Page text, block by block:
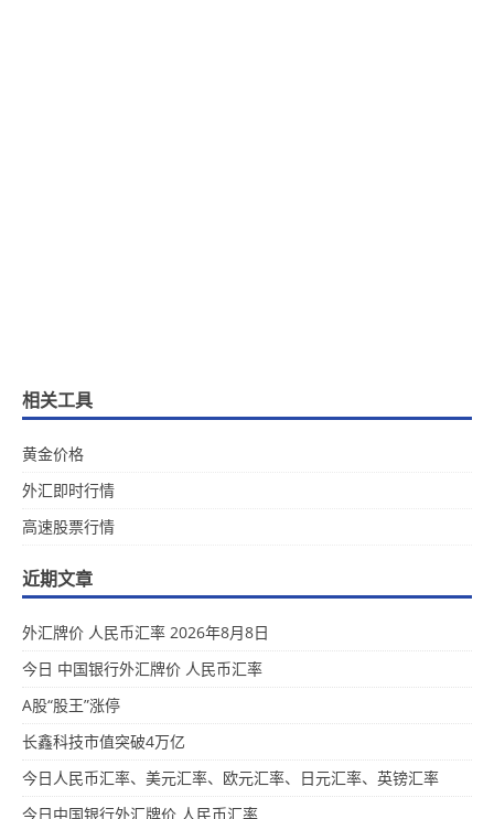
相关工具
黄金价格
外汇即时行情
高速股票行情
近期文章
外汇牌价 人民币汇率 2026年8月8日
今日 中国银行外汇牌价 人民币汇率
A股“股王”涨停
长鑫科技市值突破4万亿
今日人民币汇率、美元汇率、欧元汇率、日元汇率、英镑汇率
今日中国银行外汇牌价 人民币汇率